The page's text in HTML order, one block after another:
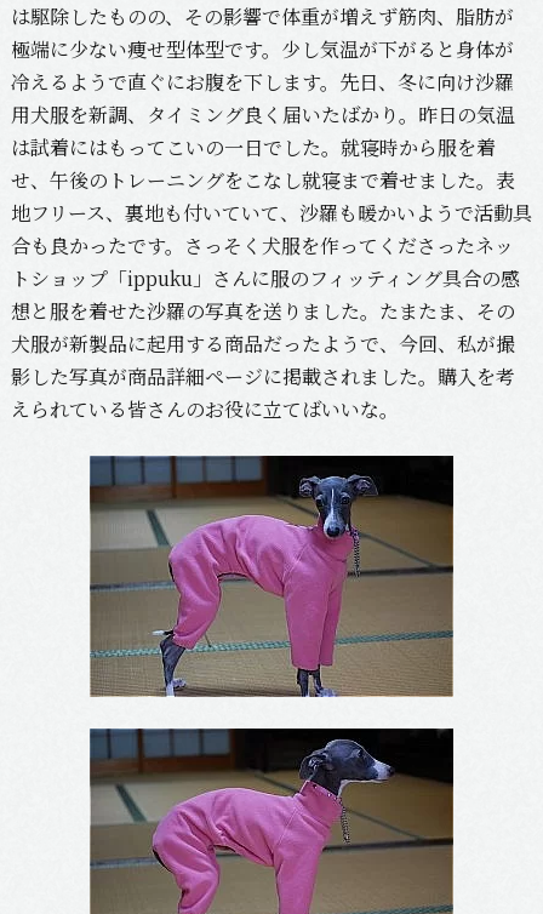
は駆除したものの、その影響で体重が増えず筋肉、脂肪が
極端に少ない痩せ型体型です。少し気温が下がると身体が
冷えるようで直ぐにお腹を下します。先日、冬に向け沙羅
用犬服を新調、タイミング良く届いたばかり。昨日の気温
は試着にはもってこいの一日でした。就寝時から服を着
せ、午後のトレーニングをこなし就寝まで着せました。表
地フリース、裏地も付いていて、沙羅も暖かいようで活動具
合も良かったです。さっそく犬服を作ってくださったネッ
トショップ「ippuku」 さんに服のフィッティング具合の感
想と服を着せた沙羅の写真を送りました。たまたま、その
犬服が新製品に起用する商品だったようで、今回、私が撮
影した写真が商品詳細ページに掲載されました。購入を考
えられている皆さんのお役に立てばいいな。